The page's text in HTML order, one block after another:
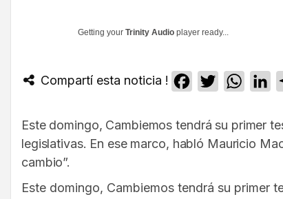
Getting your Trinity Audio player ready...
Compartí esta noticia ! Facebook
Twitter
Este domingo, Cambiemos tendrá su primer
legislativas. En ese marco, habló Mauricio
cambio”.
Este domingo, Cambiemos tendrá su primer